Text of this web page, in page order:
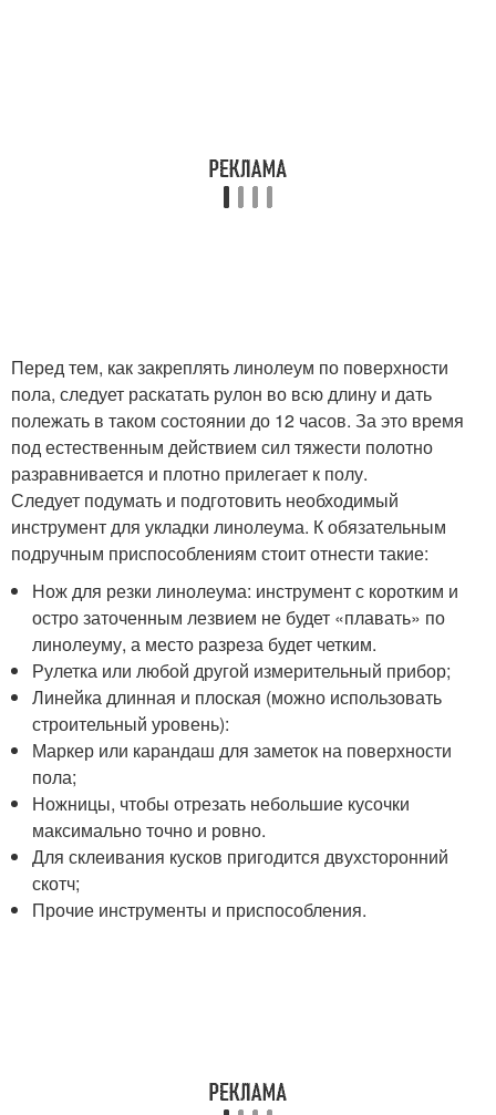
Перед тем, как закреплять линолеум по поверхности
пола, следует раскатать рулон во всю длину и дать
полежать в таком состоянии до 12 часов. За это время
под естественным действием сил тяжести полотно
разравнивается и плотно прилегает к полу.
Следует подумать и подготовить необходимый
инструмент для укладки линолеума. К обязательным
подручным приспособлениям стоит отнести такие:
Нож для резки линолеума: инструмент с коротким и
остро заточенным лезвием не будет «плавать» по
линолеуму, а место разреза будет четким.
Рулетка или любой другой измерительный прибор;
Линейка длинная и плоская (можно использовать
строительный уровень):
Маркер или карандаш для заметок на поверхности
пола;
Ножницы, чтобы отрезать небольшие кусочки
максимально точно и ровно.
Для склеивания кусков пригодится двухсторонний
скотч;
Прочие инструменты и приспособления.